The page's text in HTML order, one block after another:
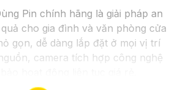
Pin chính hãng là giải pháp an
cho gia đình và văn phòng cửa
gọn, dễ dàng lắp đặt ở mọi vị trí
camera tích hợp công nghệ